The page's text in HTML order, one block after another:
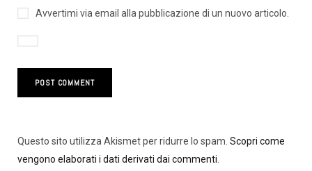
Avvertimi via email alla pubblicazione di un nuovo articolo.
Questo sito utilizza Akismet per ridurre lo spam. Scopri come
vengono elaborati i dati derivati dai commenti